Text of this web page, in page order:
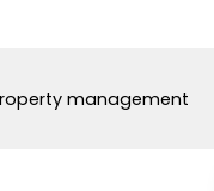
management